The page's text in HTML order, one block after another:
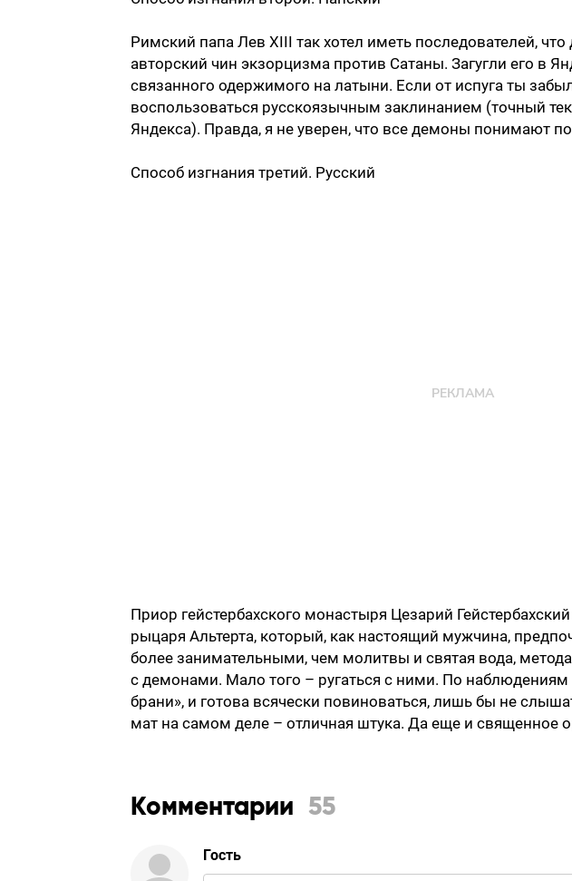
Римский папа Лев XIII так хотел иметь последователей,
авторский чин экзорцизма против Сатаны. Загугли его в
связанного одержимого на латыни. Если от испуга ты
воспользоваться русскоязычным заклинанием (точный
Яндекса). Правда, я не уверен, что все демоны понимают
Способ изгнания третий. Русский
Приор гейстербахского монастыря Цезарий
рыцаря Альтерта, который, как настоящий мужчина,
более занимательными, чем молитвы и святая вода,
с демонами. Мало того – ругаться с ними. По наблюдениям
брани», и готова всячески повиноваться, лишь бы не
мат на самом деле – отличная штука. Да еще и священное
Комментарии 55
Гость